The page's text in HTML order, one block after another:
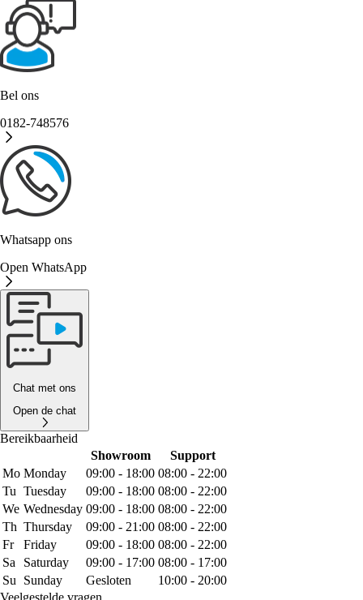
Bel ons
0182-748576
Whatsapp ons
Open WhatsApp
Chat met ons
Open de chat
Bereikbaarheid
Showroom
Support
Mo Monday 09:00 - 18:00 08:00 - 22:00
Tu Tuesday 09:00 - 18:00 08:00 - 22:00
We Wednesday 09:00 - 18:00 08:00 - 22:00
Th Thursday 09:00 - 21:00 08:00 - 22:00
Fr
Friday 09:00 - 18:00 08:00 - 22:00
Sa
Saturday 09:00 - 17:00 08:00 - 17:00
Su
Sunday Gesloten
10:00 - 20:00
Veelgestelde vragen